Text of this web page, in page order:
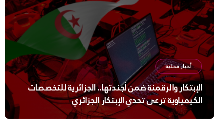
أخبار محلية
الإبتكار والرقمنة ضمن أجندتها.. الجزائرية للتخصصات
الكيمياوية ترعى تحدي الإبتكار الجزائري